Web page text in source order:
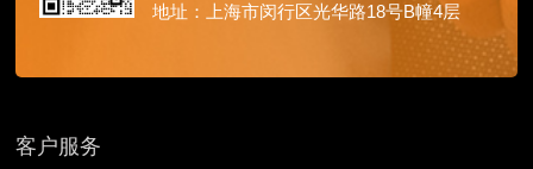
地址：上海市闵行区光华路18号B幢4层
客户服务